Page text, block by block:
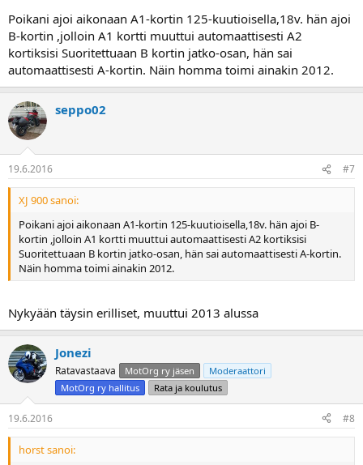
Poikani ajoi aikonaan A1-kortin 125-kuutioisella,18v. hän ajoi
B-kortin ,jolloin A1 kortti muuttui automaattisesti A2
kortiksisi Suoritettuaan B kortin jatko-osan, hän sai
automaattisesti A-kortin. Näin homma toimi ainakin 2012.
seppo02
19.6.2016 #7
XJ 900 sanoi:
Poikani ajoi aikonaan A1-kortin 125-kuutioisella,18v. hän ajoi B-
kortin ,jolloin A1 kortti muuttui automaattisesti A2 kortiksisi
Suoritettuaan B kortin jatko-osan, hän sai automaattisesti A-kortin.
Näin homma toimi ainakin 2012.
Nykyään täysin erilliset, muuttui 2013 alussa
Jonezi
Ratavastaava MotOrg ry jäsen
Moderaattori
MotOrg ry hallitus
Rata ja koulutus
19.6.2016 #8
horst sanoi: